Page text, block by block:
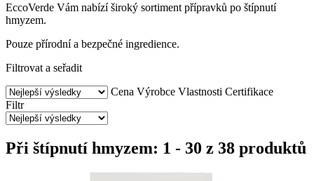
EccoVerde Vám nabízí široký sortiment přípravků po štípnutí
hmyzem.
Pouze přírodní a bezpečné ingredience.
Filtrovat a seřadit
Cena Výrobce Vlastnosti Certifikace
Filtr
Při štípnutí hmyzem: 1 - 30 z 38 produktů